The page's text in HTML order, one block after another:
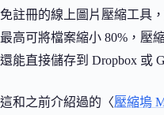
免註冊的線上圖片壓縮工具
最高可將檔案縮小 80%，壓
還能直接儲存到 Dropbox 或
這和之前介紹過的〈壓縮塢